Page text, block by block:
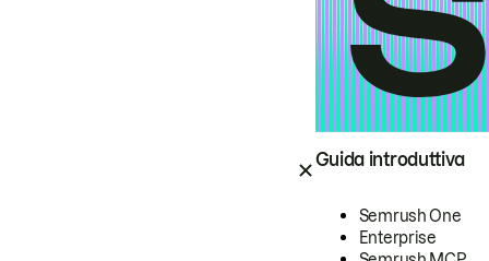
Guida introduttiva
Semrush One
Enterprise